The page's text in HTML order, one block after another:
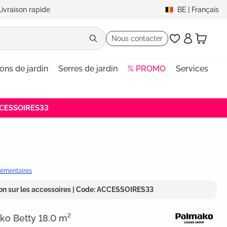
rapide BE | Français
Nous contacter
de jardin Serres de jardin % PROMO Services
sur les accessoires | Code: ACCESSOIRES33
Betty 18,0 m²